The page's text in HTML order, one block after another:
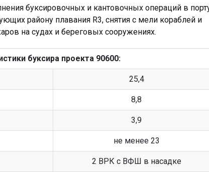
буксировочных и кантовочных операций в
району плавания R3, снятия с мели кораблей и
на судах и береговых сооружениях.
буксира проекта 90600:
25,4
8,8
3,9
не менее 23
2 ВРК с ВФШ в насадке